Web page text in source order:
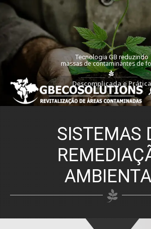
Tecnologia GB reduzindo
massas de contaminantes de
Descomplicada e
________________________ ________________________
SISTEMAS